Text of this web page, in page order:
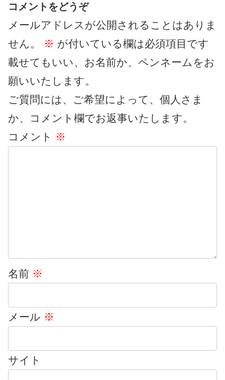
コメントをどうぞ
メールアドレスが公開されることはありま
せん。
※ が付いている欄は必須項目です
載せてもいい、お名前か、ペンネームをお
願いいたします。
ご質問には、ご希望によって、個人さま
か、コメント欄でお返事いたします。
コメント
※
名前 ※
メール ※
サイト